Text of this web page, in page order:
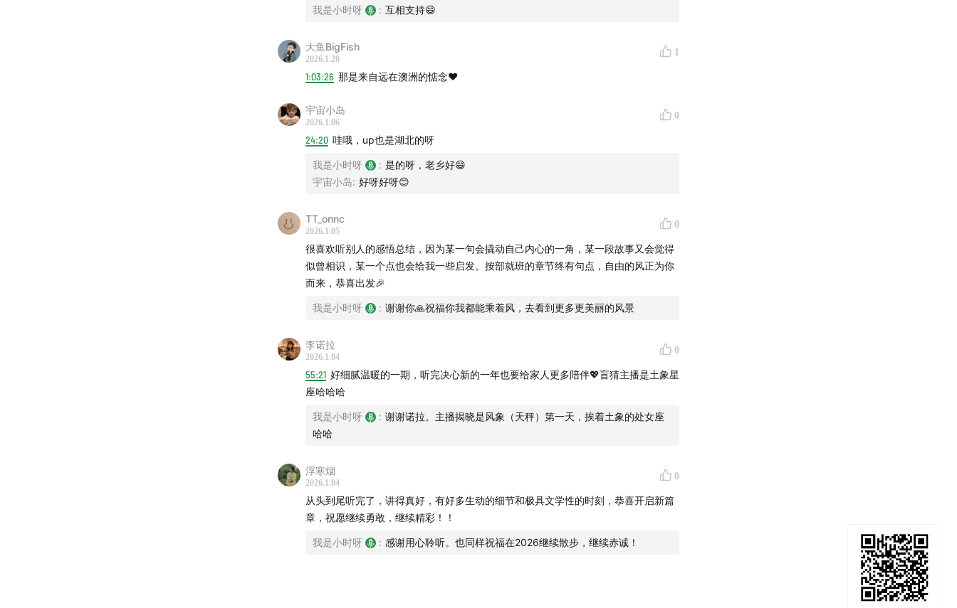
🎬【本期介绍】
绳，当时它是鲜亮的正红色。如今一年将尽，现在颜色已经变深了一些。这个变
化，挺像我一年的状态——从最开始的鲜艳、亮丽，到跟生活的不断打磨之后，
经历了很多，沉淀下来一些东西。
加强烈：是破釜沉舟还是釜底抽薪？向往自由和害怕焦虑到底谁能战胜谁？追求
自由的同时，能否承受自由的代价？
所以这一期播客，你会听到一个35+新中年的真实样本。如果你也有以上的思
考，对生活有隐约的不安，有过想要改变的冲动，那么接下来的时间，我想把我
这一年的经历和困惑，坦诚地分享给你。既然人生处处是困境，不如主动转身，
走进那片“失控”。也希望能给你一点往前走的真实参照。
👨【主播介绍】
黄时雨：36岁准备人生探索的新中年
我是小时呀 : 互相支持😄
大鱼BigFish
2026.1.20
1
1:03:26 那是来自远在澳洲的惦念❤️
宇宙小岛
2026.1.06
0
24:20 哇哦，up也是湖北的呀
我是小时呀 : 是的呀，老乡好😄
宇宙小岛: 好呀好呀😊
TT_onnc
2026.1.05
0
很喜欢听别人的感悟总结，因为某一句会撬动自己内心的一角，某一段故事又会觉得
似曾相识，某一个点也会给我一些启发。按部就班的章节终有句点，自由的风正为你
而来，恭喜出发🎉
我是小时呀 : 谢谢你🙏祝福你我都能乘着风，去看到更多更美丽的风景
李诺拉
2026.1.04
0
55:21 好细腻温暖的一期，听完决心新的一年也要给家人更多陪伴💖盲猜主播是土象星
座哈哈哈
我是小时呀 : 谢谢诺拉。主播揭晓是风象（天秤）第一天，挨着土象的处女座
哈哈
浮寒烟
2026.1.04
0
从头到尾听完了，讲得真好，有好多生动的细节和极具文学性的时刻，恭喜开启新篇
章，祝愿继续勇敢，继续精彩！！
我是小时呀 : 感谢用心聆听。也同样祝福在2026继续散步，继续赤诚！